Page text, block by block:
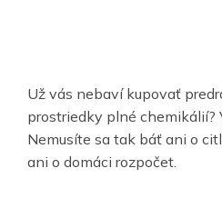
Už vás nebaví kupovať
prostriedky plné chemikálií?
Nemusíte sa tak báť ani o
ani o domáci rozpočet.